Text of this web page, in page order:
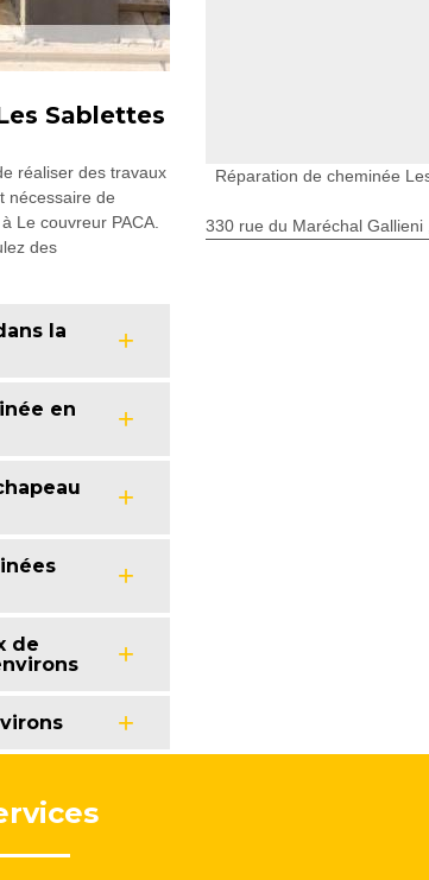
Sablettes
réaliser des travaux
nécessaire de
Le couvreur PACA.
des
la
en
de
Réparation de cheminée
330 rue du Maréchal